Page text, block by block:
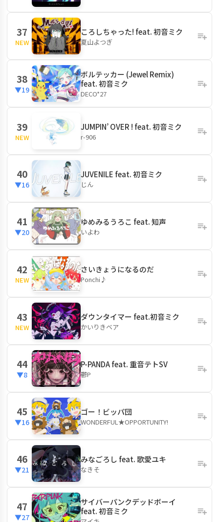
37
NEW
ころしちゃった! feat. 初音ミク
夏山よつぎ
38
▼19
ボルテッカー (Jewel Remix)
feat. 初音ミク
DECO*27
39
NEW
JUMPIN’ OVER ! feat. 初音ミク
r-906
40
▼16
JUVENILE feat. 初音ミク
じん
41
▼20
ゆめみるうろこ feat. 知声
いよわ
42
NEW
さいきょうになるのだ
Ponchi♪
43
NEW
ダウンタイマー feat.初音ミク
かいりきベア
44
▼8
P-PANDA feat. 重音テトSV
鬱P
45
▼16
ゴー！ビッパ団
WONDERFUL★OPPORTUNITY!
46
▼21
みなごろし feat. 歌愛ユキ
なきそ
47
▼27
サイバーパンクデッドボーイ
feat. 初音ミク